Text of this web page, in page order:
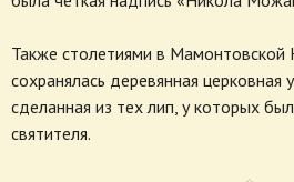
Также столетиями в Мамонтовской
сохранялась деревянная церковная
сделанная из тех лип, у которых
святителя.